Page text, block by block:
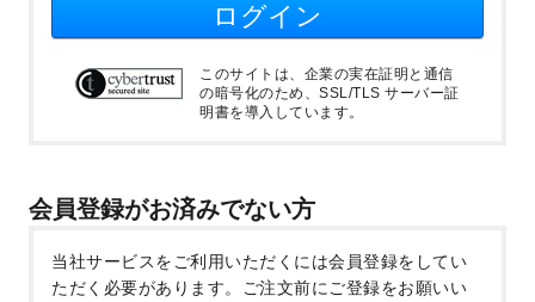
ログイン
このサイトは、企業の実在証明と通信
の暗号化のため、SSL/TLS サーバー証
明書を導入しています。
会員登録がお済みでない方
当社サービスをご利用いただくには会員登録をしてい
ただく必要があります。
ご注文前にご登録をお願いい